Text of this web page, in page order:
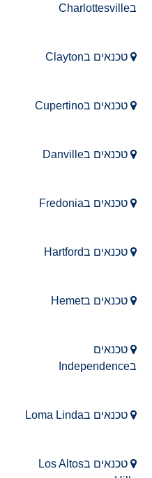
בCharlottesville
טכנאים בClayton
טכנאים בCupertino
טכנאים בDanville
טכנאים בFredonia
טכנאים בHartford
טכנאים בHemet
טכנאים
בIndependence
טכנאים בLoma Linda
טכנאים בLos Altos